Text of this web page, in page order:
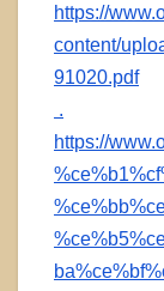
https://
content/
91020.pdf
.
https://